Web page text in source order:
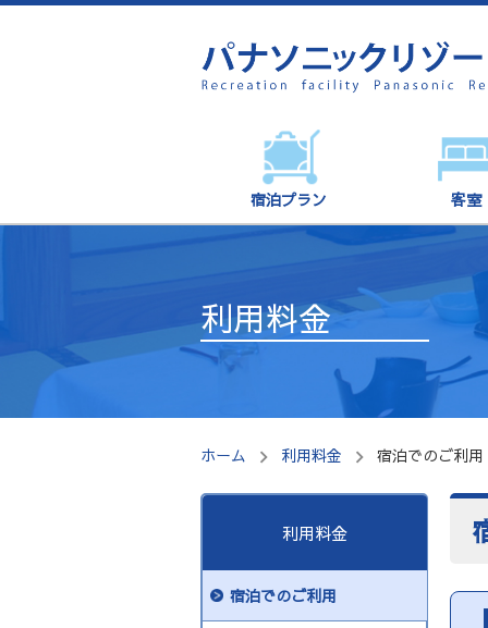
宿泊プラン 客室
利用料金
ホーム 利用料金 宿泊でのご利用
利用料金
宿泊でのご利用